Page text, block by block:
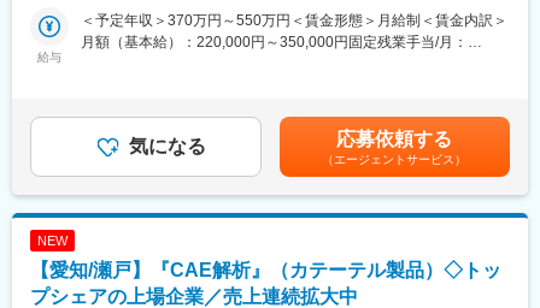
い環境が整っています。また品質改善活動など、品質や技術力を
高め合う機会も多くあり各社員と協力関係を築きながら自身のス
複数の製品に関わることができ、対応可能製品と専門性の双方で
スキルアップを実現できます。充実したOJT、定期的集合研修に
て長期的なキャリア形成が可能。エンジニアから将来的には、チ
理や客先対応管理など活躍の機会を広げていただけます。
経験、ご志向を考慮したキャリアを実現できます。
ンで、ゆくゆくは新規開拓もお任せいたします。外科製品の販売
においては手術に立ち会うこともあり、実際の臨床現場での製品
■入社後の研修について：
導入研修・OJTを通じて仕事を学びます。入社後は2～3カ月間は
経験であってもご安心ください。実際に営業未経験の方も入社後
活躍中です。
給与
＜予定年収＞370万円～550万円＜賃金形態＞月給制＜賃金内訳＞
月額（基本給）：220,000円～350,000円固定残業手当/月：
経験・スキル考慮の上決定します。賃金はあくまでも目安の金額
であり、選考を通じて上下する可能性があります。月給(月額)は固
定手当を含めた表記です。
気になる 応募依頼する
（エージェントサービス）
NEW
【愛知/瀬戸】『CAE解析』（カテーテル製品）◇トッ
プシェアの上場企業／売上連続拡大中